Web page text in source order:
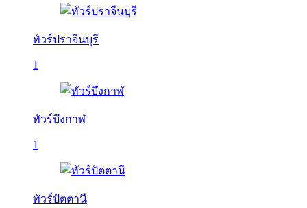
ทัวร์ปราจีนบุรี
1
ทัวร์บึงกาฬ
1
ทัวร์ปัตตานี